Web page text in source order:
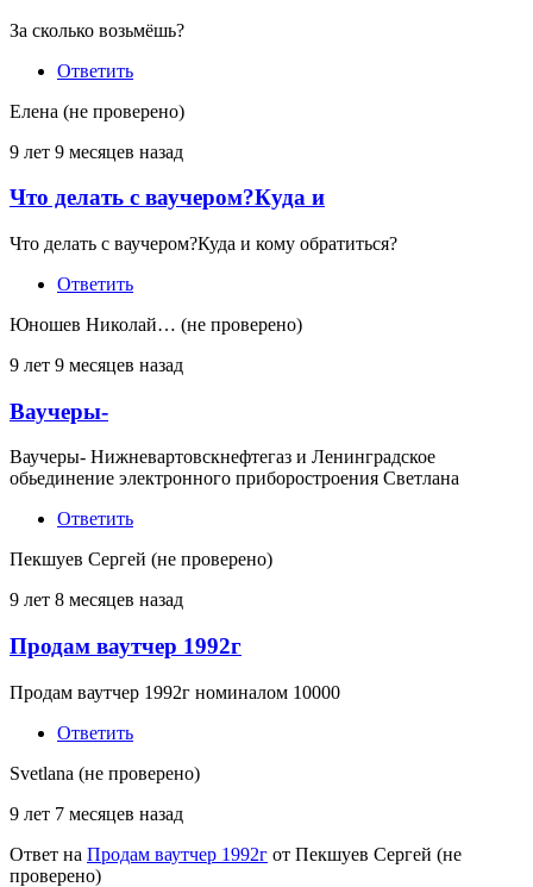
За сколько возьмёшь?
Ответить
Елена (не проверено)
9 лет 9 месяцев назад
Что делать с ваучером?Куда и
Что делать с ваучером?Куда и кому обратиться?
Ответить
Юношев Николай… (не проверено)
9 лет 9 месяцев назад
Ваучеры-
Ваучеры- Нижневартовскнефтегаз и Ленинградское
обьединение электронного приборостроения Светлана
Ответить
Пекшуев Сергей (не проверено)
9 лет 8 месяцев назад
Продам ваутчер 1992г
Продам ваутчер 1992г номиналом 10000
Ответить
Svetlana (не проверено)
9 лет 7 месяцев назад
Ответ на Продам ваутчер 1992г от Пекшуев Сергей (не
проверено)